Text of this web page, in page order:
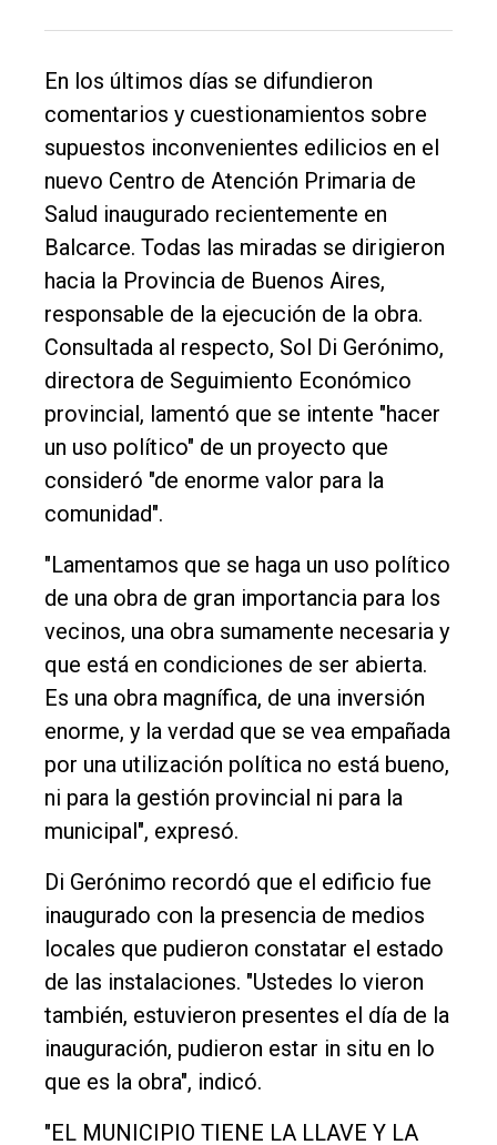
El
único
DIARIO
Balcarce
Inicio
Tendencia
Int.
General
Política
Cultura
Entrevistas
Rural
Deportes
Fúnebres
Empresa
Nosotros
Contacto
En los últimos días se difundieron
comentarios y cuestionamientos sobre
supuestos inconvenientes edilicios en el
nuevo Centro de Atención Primaria de
Salud inaugurado recientemente en
Balcarce. Todas las miradas se dirigieron
hacia la Provincia de Buenos Aires,
responsable de la ejecución de la obra.
Consultada al respecto, Sol Di Gerónimo,
directora de Seguimiento Económico
provincial, lamentó que se intente "hacer
un uso político" de un proyecto que
consideró "de enorme valor para la
comunidad".
"Lamentamos que se haga un uso político
de una obra de gran importancia para los
vecinos, una obra sumamente necesaria y
que está en condiciones de ser abierta.
Es una obra magnífica, de una inversión
enorme, y la verdad que se vea empañada
por una utilización política no está bueno,
ni para la gestión provincial ni para la
municipal", expresó.
Di Gerónimo recordó que el edificio fue
inaugurado con la presencia de medios
locales que pudieron constatar el estado
de las instalaciones. "Ustedes lo vieron
también, estuvieron presentes el día de la
inauguración, pudieron estar in situ en lo
que es la obra", indicó.
"EL MUNICIPIO TIENE LA LLAVE Y LA